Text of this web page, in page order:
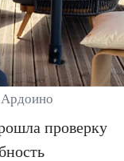
Ардоино
проверку